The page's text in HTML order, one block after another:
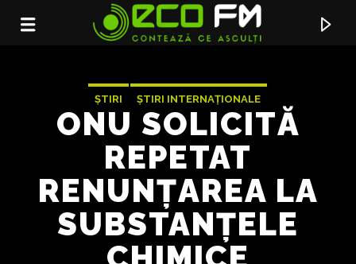
ȘTIRI ȘTIRI INTERNAȚIONALE
ONU SOLICITĂ
REPETAT
RENUNȚAREA LA
SUBSTANȚELE